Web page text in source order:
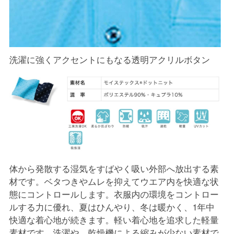
洗濯に強くアクセントにもなる透明アクリルボタン
体から発散する湿気をすばやく吸い外部へ放出する素
材です。ベタつきやムレを抑えてウエア内を快適な状
態にコントロールします。衣服内の環境をコントロー
ルする力に優れ、夏はひんやり、冬は暖かく、1年中
快適な着心地が続きます。軽い着心地を追求した軽量